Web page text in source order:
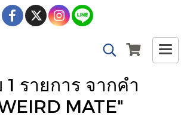
รายการ จากคำ
MATE"